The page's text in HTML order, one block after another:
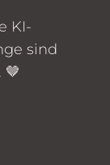
KI-
sind